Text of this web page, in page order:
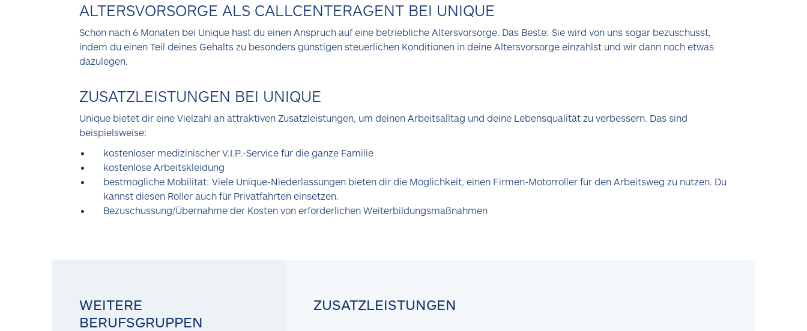
ALTERSVORSORGE ALS CALLCENTERAGENT BEI UNIQUE
Schon nach 6 Monaten bei Unique hast du einen Anspruch auf eine betriebliche Altersvorsorge. Das Beste: Sie wird von uns sogar bezuschusst,
indem du einen Teil deines Gehalts zu besonders günstigen steuerlichen Konditionen in deine Altersvorsorge einzahlst und wir dann noch etwas
dazulegen.
ZUSATZLEISTUNGEN BEI UNIQUE
Unique bietet dir eine Vielzahl an attraktiven Zusatzleistungen, um deinen Arbeitsalltag und deine Lebensqualität zu verbessern. Das sind
beispielsweise:
kostenloser medizinischer V.I.P.-Service für die ganze Familie
kostenlose Arbeitskleidung
bestmögliche Mobilität: Viele Unique-Niederlassungen bieten dir die Möglichkeit, einen Firmen-Motorroller für den Arbeitsweg zu nutzen. Du
kannst diesen Roller auch für Privatfahrten einsetzen.
Bezuschussung/Übernahme der Kosten von erforderlichen Weiterbildungsmaßnahmen
WEITERE
BERUFSGRUPPEN
ZUSATZLEISTUNGEN